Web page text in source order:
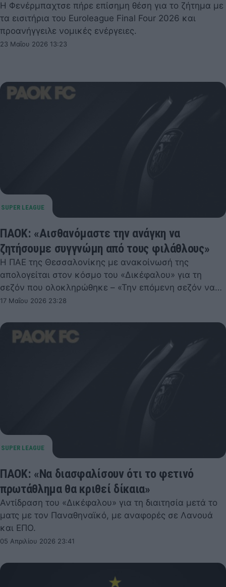
Η Φενέρμπαχτσε πήρε επίσημη θέση για το ζήτημα με
τα εισιτήρια του Euroleague Final Four 2026 και
προανήγγειλε νομικές ενέργειες.
23 Μαΐου 2026 13:23
ΠΑΟΚ: «Αισθανόμαστε την ανάγκη να
ζητήσουμε συγγνώμη από τους φιλάθλους»
Η ΠΑΕ της Θεσσαλονίκης με ανακοίνωσή της
απολογείται στον κόσμο του «Δικέφαλου» για τη
σεζόν που ολοκληρώθηκε – «Την επόμενη σεζόν να…
17 Μαΐου 2026 23:28
ΠΑΟΚ: «Να διασφαλίσουν ότι το φετινό
πρωτάθλημα θα κριθεί δίκαια»
Αντίδραση του «Δικέφαλου» για τη διαιτησία μετά το
ματς με τον Παναθηναϊκό, με αναφορές σε Λανουά
και ΕΠΟ.
05 Απριλίου 2026 23:41